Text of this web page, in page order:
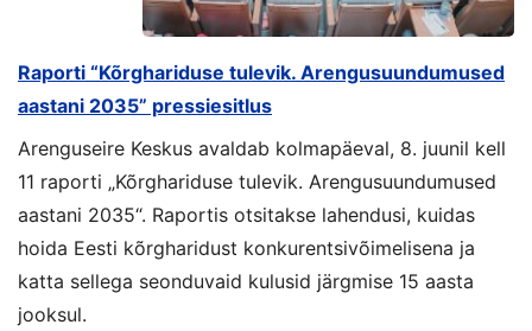
Raporti “Kõrghariduse tulevik. Arengusuundumused
aastani 2035” pressiesitlus
Arenguseire Keskus avaldab kolmapäeval, 8. juunil kell
11 raporti „Kõrghariduse tulevik. Arengusuundumused
aastani 2035“. Raportis otsitakse lahendusi, kuidas
hoida Eesti kõrgharidust konkurentsivõimelisena ja
katta sellega seonduvaid kulusid järgmise 15 aasta
jooksul.